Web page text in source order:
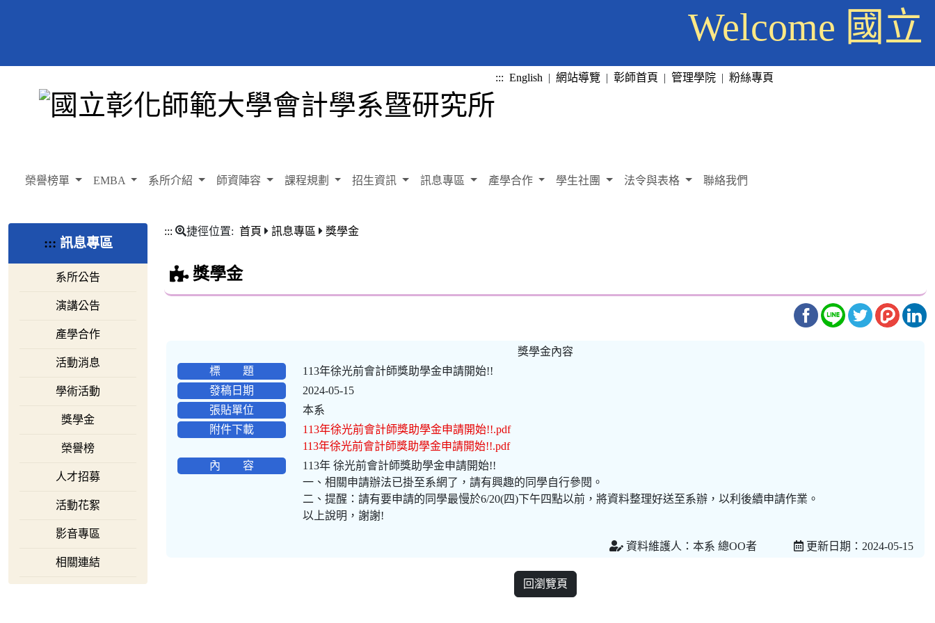
Welcome 國
::: English | 網站導覽 | 彰師首頁 | 管理學院 | 粉絲專頁
榮譽榜單 EMBA 系所介紹 師資陣容 課程規劃 招生資訊 訊息專區 產學合作 學生社團 法令與表格 聯絡我們
::: 訊息專區
系所公告
演講公告
產學合作
活動消息
學術活動
獎學金
榮譽榜
人才招募
活動花絮
影音專區
相關連結
::: 捷徑位置: 首頁 訊息專區 獎學金
獎學金
獎學金內容
標 題
113年徐光前會計師獎助學金申請開始!!
發稿日期
2024-05-15
張貼單位
本系
附件下載
113年徐光前會計師獎助學金申請開始!!.pdf
113年徐光前會計師獎助學金申請開始!!.pdf
內 容
113年 徐光前會計師獎助學金申請開始!!
一、相關申請辦法已掛至系網了，請有興趣的同學自行參閱。
二、提醒：請有要申請的同學最慢於6/20(四)下午四點以前，將資料整理好送至系辦，以利後續申請作業。
以上說明，謝謝!
資料維護人：本系 總OO者 更新日期：2024-05-15
回瀏覽頁